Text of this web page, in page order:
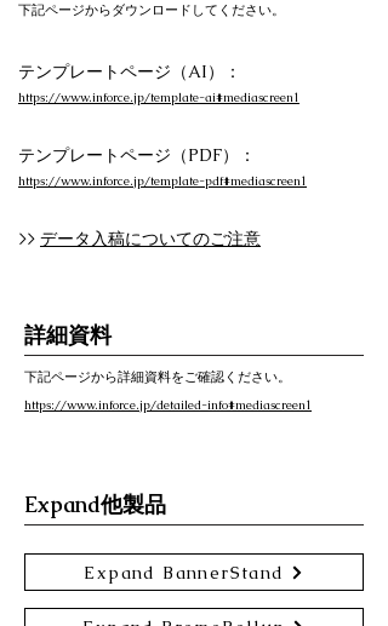
下記ページからダウンロードしてください。
テンプレートページ（AI）：
https://www.inforce.jp/template-ai#mediascreen1
テンプレートページ（PDF）：
https://www.inforce.jp/template-pdf#mediascreen1
>> データ入稿についてのご注意
詳細資料
下記ページから詳細資料をご確認ください。
https://www.inforce.jp/detailed-info#mediascreen1
Expand他製品
Expand BannerStand